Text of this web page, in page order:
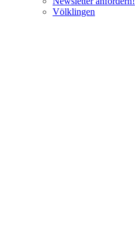
Völklingen